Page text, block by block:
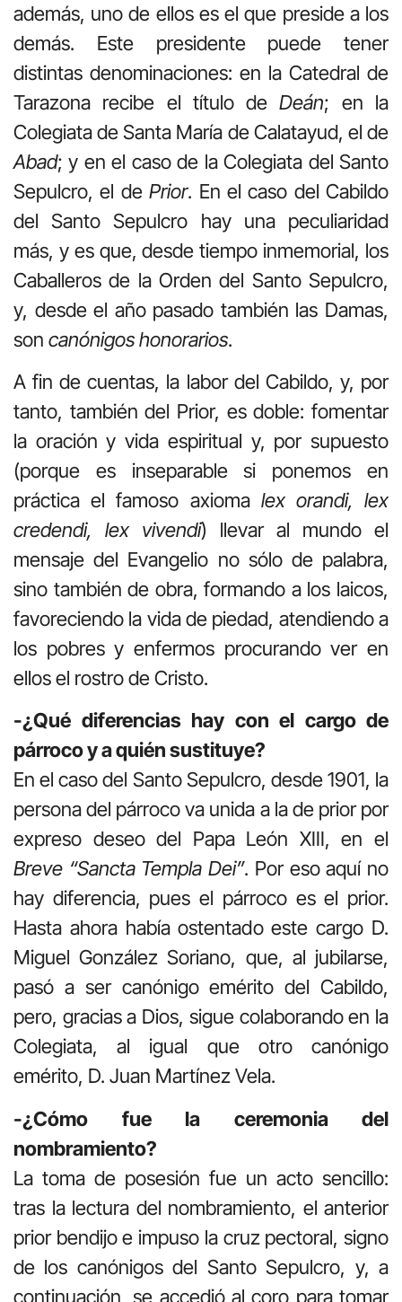
además, uno de ellos es el que preside a los
demás. Este presidente puede tener
distintas denominaciones: en la Catedral de
Tarazona recibe el título deDeán; en la
Colegiata de Santa María de Calatayud, el de
Abad; y en el caso de la Colegiata del Santo
Sepulcro, el dePrior. En el caso del Cabildo
del Santo Sepulcro hay una peculiaridad
más, y es que, desde tiempo inmemorial, los
Caballeros de la Orden del Santo Sepulcro,
y, desde el año pasado también las Damas,
son canónigos honorarios.
A fin de cuentas, la labor del Cabildo, y, por
tanto, también del Prior, es doble: fomentar
la oración y vida espiritual y, por supuesto
(porque es inseparable si ponemos en
práctica el famoso axioma lex orandi, lex
credendi, lex vivendi) llevar al mundo el
mensaje del Evangelio no sólo de palabra,
sino también de obra, formando a los laicos,
favoreciendo la vida de piedad, atendiendo a
los pobres y enfermos procurando ver en
ellos el rostro de Cristo.
-¿Qué diferencias hay con el cargo de
párroco y a quién sustituye?
En el caso del Santo Sepulcro, desde 1901, la
persona del párroco va unida a la de prior por
expreso deseo del Papa León XIII, en el
Breve “Sancta Templa Dei”. Por eso aquí no
hay diferencia, pues el párroco es el prior.
Hasta ahora había ostentado este cargo D.
Miguel González Soriano, que, al jubilarse,
pasó a ser canónigo emérito del Cabildo,
pero, gracias a Dios, sigue colaborando en la
Colegiata, al igual que otro canónigo
emérito, D. Juan Martínez Vela.
-¿Cómo fue la ceremonia del
nombramiento?
La toma de posesión fue un acto sencillo:
tras la lectura del nombramiento, el anterior
prior bendijo e impuso la cruz pectoral, signo
de los canónigos del Santo Sepulcro, y, a
continuación, se accedió al coro para tomar